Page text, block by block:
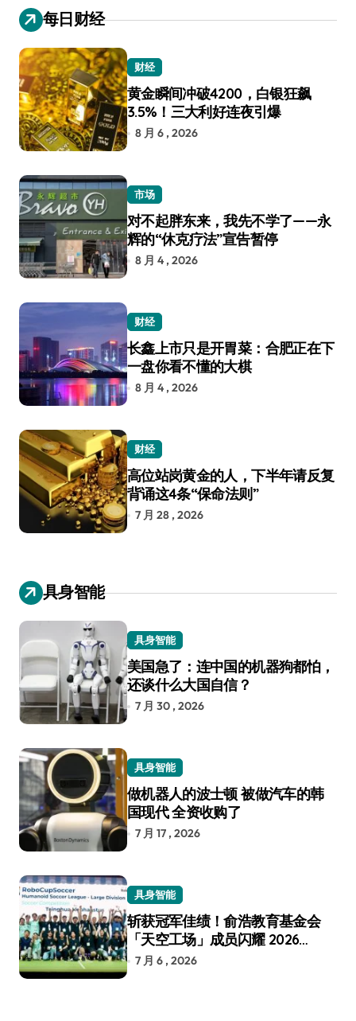
每日财经
财经
黄金瞬间冲破4200，白银狂飙
3.5%！三大利好连夜引爆
8 月 6 , 2026
市场
对不起胖东来，我先不学了——永
辉的“休克疗法”宣告暂停
8 月 4 , 2026
财经
长鑫上市只是开胃菜：合肥正在下
一盘你看不懂的大棋
8 月 4 , 2026
财经
高位站岗黄金的人，下半年请反复
背诵这4条“保命法则”
7 月 28 , 2026
具身智能
具身智能
美国急了：连中国的机器狗都怕，
还谈什么大国自信？
7 月 30 , 2026
具身智能
做机器人的波士顿 被做汽车的韩
国现代 全资收购了
7 月 17 , 2026
具身智能
斩获冠军佳绩！俞浩教育基金会
「天空工场」成员闪耀 2026
RoboCup 机器人世界杯
7 月 6 , 2026